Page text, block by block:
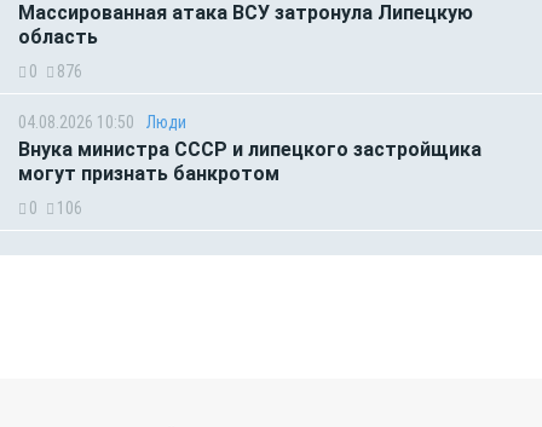
Массированная атака ВСУ затронула Липецкую
область
0 876
04.08.2026 10:50 Люди
Внука министра СССР и липецкого застройщика
могут признать банкротом
0 106